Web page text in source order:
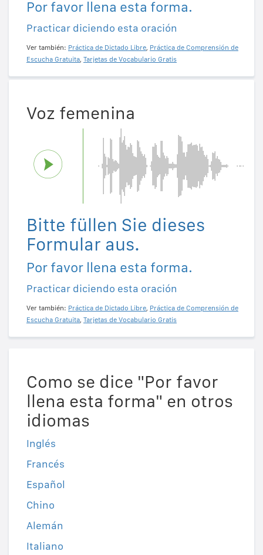
Por favor llena esta forma.
Practicar diciendo esta oración
Ver también: Práctica de Dictado Libre, Práctica de Comprensión de
Escucha Gratuita, Tarjetas de Vocabulario Gratis
Voz femenina
Bitte füllen Sie dieses
Formular aus.
Por favor llena esta forma.
Practicar diciendo esta oración
Ver también: Práctica de Dictado Libre, Práctica de Comprensión de
Escucha Gratuita, Tarjetas de Vocabulario Gratis
Como se dice "Por favor
llena esta forma" en otros
idiomas
Inglés
Francés
Español
Chino
Alemán
Italiano